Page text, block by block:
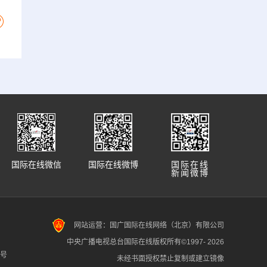
国际在线
新闻微博
国际在线微博
国际在线微信
网站运营：国广国际在线网络（北京）有限公司
中央广播电视总台国际在线版权所有©1997- 2026
未经书面授权禁止复制或建立镜像